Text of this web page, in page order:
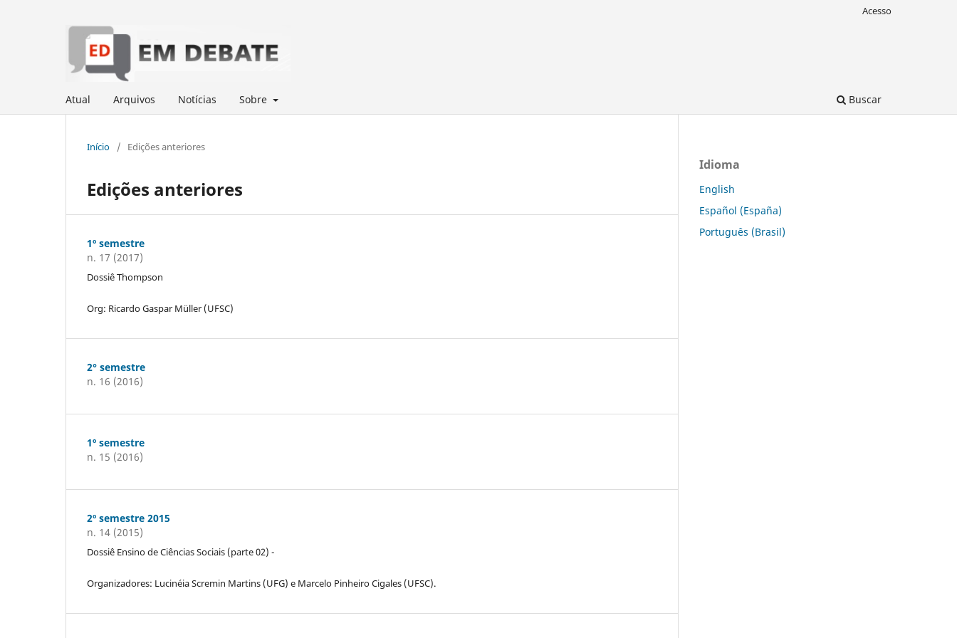
Atual Arquivos Notícias Sobre Buscar
Acesso
Início / Edições anteriores
Edições anteriores
1º semestre
n. 17 (2017)
Dossiê Thompson
Org: Ricardo Gaspar Müller (UFSC)
2° semestre
n. 16 (2016)
1º semestre
n. 15 (2016)
2º semestre 2015
n. 14 (2015)
Dossiê Ensino de Ciências Sociais (parte 02) -
Organizadores: Lucinéia Scremin Martins (UFG) e Marcelo Pinheiro Cigales (UFSC).
Idioma
English
Español (España)
Português (Brasil)